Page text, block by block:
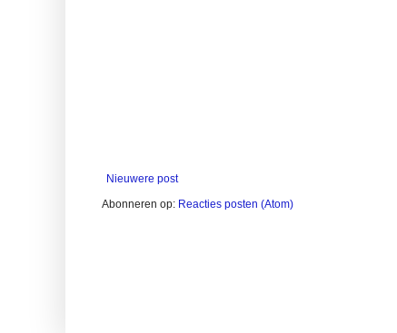
Nieuwere post
Abonneren op: Reacties posten (Atom)